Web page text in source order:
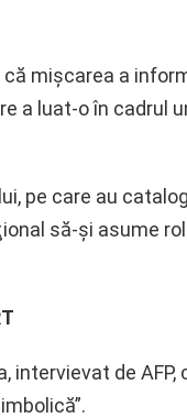
mişcarea a
a luat-o în cadrul
pe care au
să-şi asume
intervievat de AFP,